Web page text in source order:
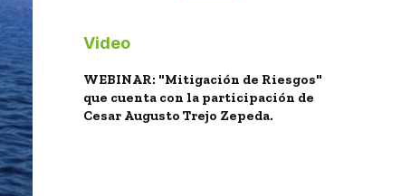
Video
WEBINAR: "Mitigación de Riesgos"
que cuenta con la participación de
Cesar Augusto Trejo Zepeda.